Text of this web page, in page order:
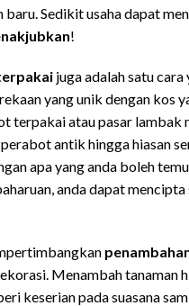
baru. Sedikit usaha dapat
!
juga adalah satu
yang unik dengan kos
terpakai atau pasar lambak
antik hingga hiasan
apa yang anda boleh
anda dapat mencipta
Menambah tanaman
keserian pada suasana